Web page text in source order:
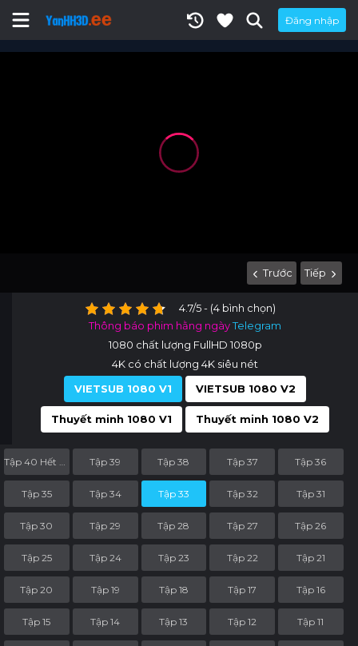
Đăng nhập
Trước Tiếp
4.7/5 - (4 bình chọn)
Thông báo phim hằng ngàyTelegram
1080 chất lượng FullHD 1080p
4K có chất lượng 4K siêu nét
VIETSUB 1080 V1
VIETSUB 1080 V2
Thuyết minh 1080 V1 Thuyết minh 1080 V2
Tập 39 Tập 38 Tập 37 Tập 36
Tập 35 Tập 34 Tập 33 Tập 32 Tập 31
Tập 30 Tập 29 Tập 28 Tập 27 Tập 26
Tập 25 Tập 24 Tập 23 Tập 22 Tập 21
Tập 20 Tập 19 Tập 18 Tập 17 Tập 16
Tập 15 Tập 14 Tập 13 Tập 12 Tập 11